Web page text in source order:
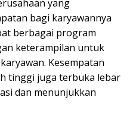
yang
bagi karyawannya
berbagai program
keterampilan untuk
Kesempatan
tinggi juga terbuka lebar
dan menunjukkan